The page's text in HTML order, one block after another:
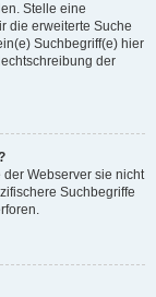
Stelle eine
die erweiterte Suche
Suchbegriff(e) hier
der
Webserver sie nicht
Suchbegriffe